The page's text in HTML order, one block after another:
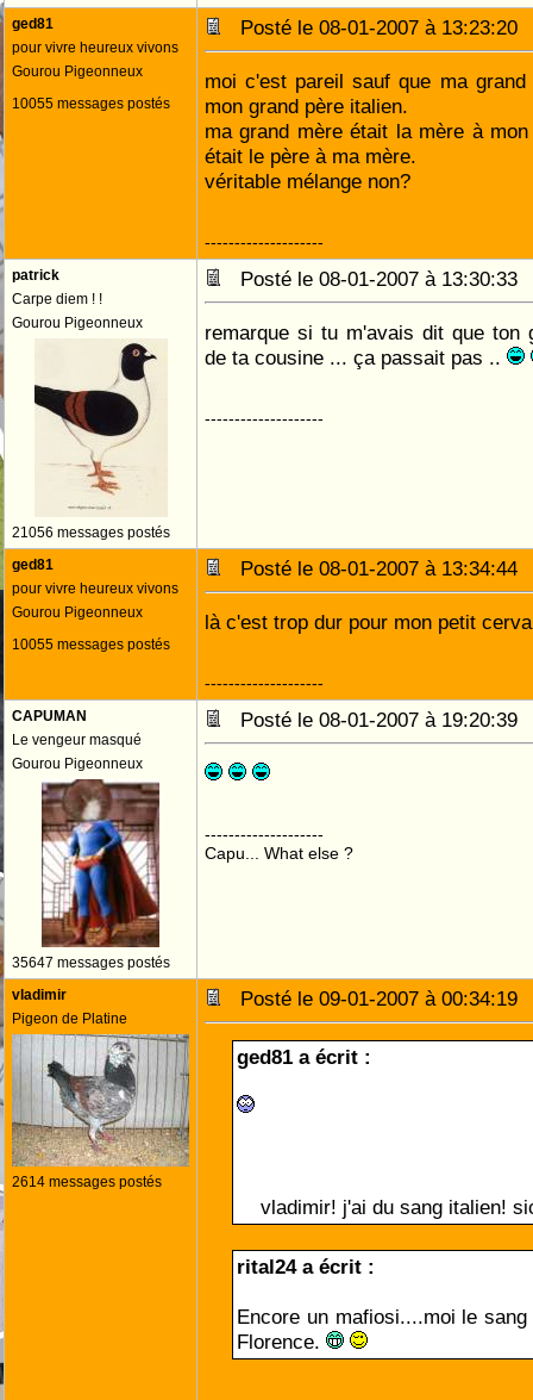
ged81
pour vivre heureux vivons
Gourou Pigeonneux
10055 messages postés
Posté le 08-01-2007 à
moi c'est pareil sauf que ma
mon grand père italien.
ma grand mère était la mère à
était le père à ma mère.
véritable mélange non?
--------------------
patrick
Carpe diem ! !
Gourou Pigeonneux
21056 messages postés
Posté le 08-01-2007 à
remarque si tu m'avais dit que ton
de ta cousine ... ça passait pas ..
--------------------
ged81
pour vivre heureux vivons
Gourou Pigeonneux
10055 messages postés
Posté le 08-01-2007 à
là c'est trop dur pour mon petit
--------------------
CAPUMAN
Le vengeur masqué
Gourou Pigeonneux
35647 messages postés
Posté le 08-01-2007 à
--------------------
Capu... What else ?
vladimir
Pigeon de Platine
2614 messages postés
Posté le 09-01-2007 à
ged81 a écrit :
vladimir! j'ai du sang italien!
rital24 a écrit :
Encore un mafiosi....moi le
Florence.